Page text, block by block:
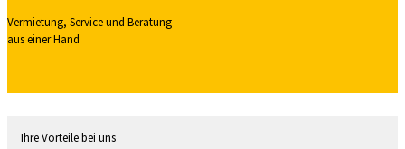
Vermietung, Service und Beratung
aus einer Hand
Ihre Vorteile bei uns